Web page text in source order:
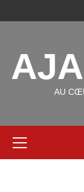
au
AU
principal